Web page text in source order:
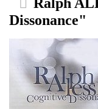
Dissonance"